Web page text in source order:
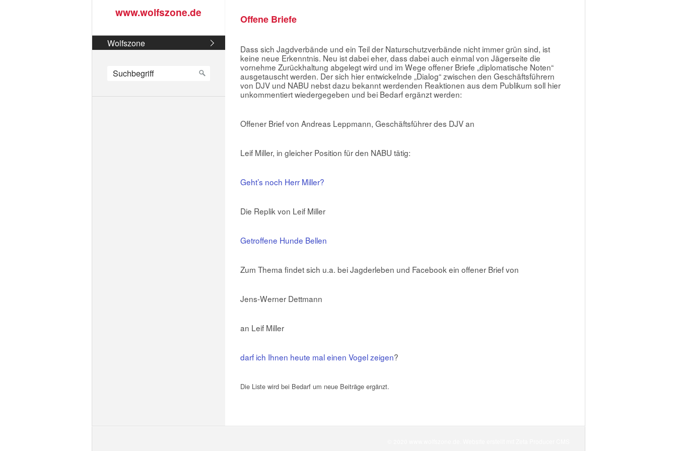
www.wolfszone.de
Wolfszone
Offene Briefe
Dass sich Jagdverbände und ein Teil der Naturschutzverbände nicht immer grün sind, ist
keine neue Erkenntnis. Neu ist dabei eher, dass dabei auch einmal von Jägerseite die
vornehme Zurückhaltung abgelegt wird und im Wege offener Briefe „diplomatische Noten“
ausgetauscht werden. Der sich hier entwickelnde „Dialog“ zwischen den Geschäftsführern
von DJV und NABU nebst dazu bekannt werdenden Reaktionen aus dem Publikum soll hier
unkommentiert wiedergegeben und bei Bedarf ergänzt werden:
Offener Brief von Andreas Leppmann, Geschäftsführer des DJV an
Leif Miller, in gleicher Position für den NABU tätig:
Geht’s noch Herr Miller?
Die Replik von Leif Miller
Getroffene Hunde Bellen
Zum Thema findet sich u.a. bei Jagderleben und Facebook ein offener Brief von
Jens-Werner Dettmann
an Leif Miller
darf ich Ihnen heute mal einen Vogel zeigen?
Die Liste wird bei Bedarf um neue Beiträge ergänzt.